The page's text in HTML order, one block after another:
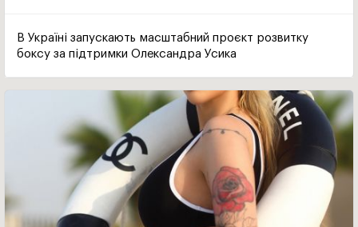
В Україні запускають масштабний проєкт розвитку
боксу за підтримки Олександра Усика